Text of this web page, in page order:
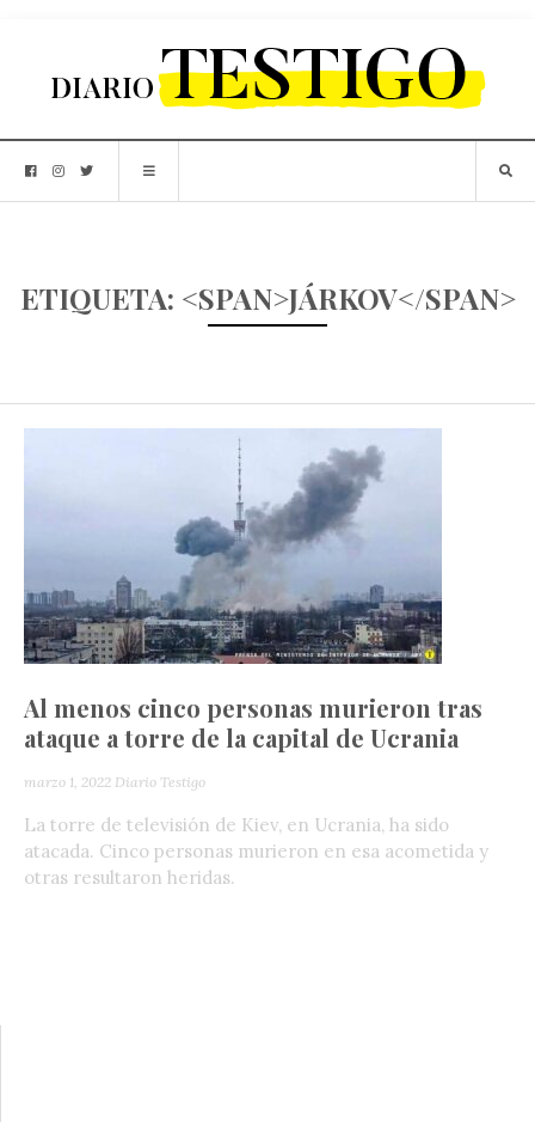
ETIQUETA: <SPAN>JÁRKOV</SPAN>
Al menos cinco personas murieron tras
ataque a torre de la capital de Ucrania
marzo 1, 2022 Diario Testigo
La torre de televisión de Kiev, en Ucrania, ha sido
atacada. Cinco personas murieron en esa acometida y
otras resultaron heridas.